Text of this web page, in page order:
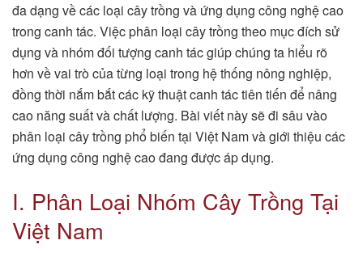
đa dạng về các loại cây trồng và ứng dụng công nghệ cao
trong canh tác. Việc phân loại cây trồng theo mục đích sử
dụng và nhóm đối tượng canh tác giúp chúng ta hiểu rõ
hơn về vai trò của từng loại trong hệ thống nông nghiệp,
đồng thời nắm bắt các kỹ thuật canh tác tiên tiến để nâng
cao năng suất và chất lượng. Bài viết này sẽ đi sâu vào
phân loại cây trồng phổ biến tại Việt Nam và giới thiệu các
ứng dụng công nghệ cao đang được áp dụng.
I. Phân Loại Nhóm Cây Trồng Tại
Việt Nam